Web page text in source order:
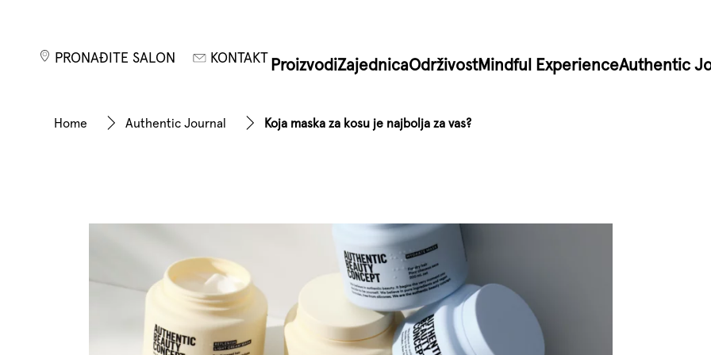
ProizvodiZajednicaOdrživostMindful ExperienceAuthentic
PRONAĐITE SALON KONTAKT
Home Authentic Journal Koja maska za kosu je najbolja za vas?